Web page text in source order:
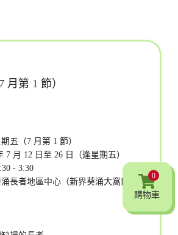
月第 1 節）
五（7 月第 1 節）
月 12 日至 26 日（逢星期五）
- 3:30
者地區中心（新界葵涌大窩口邨富
0
購物車